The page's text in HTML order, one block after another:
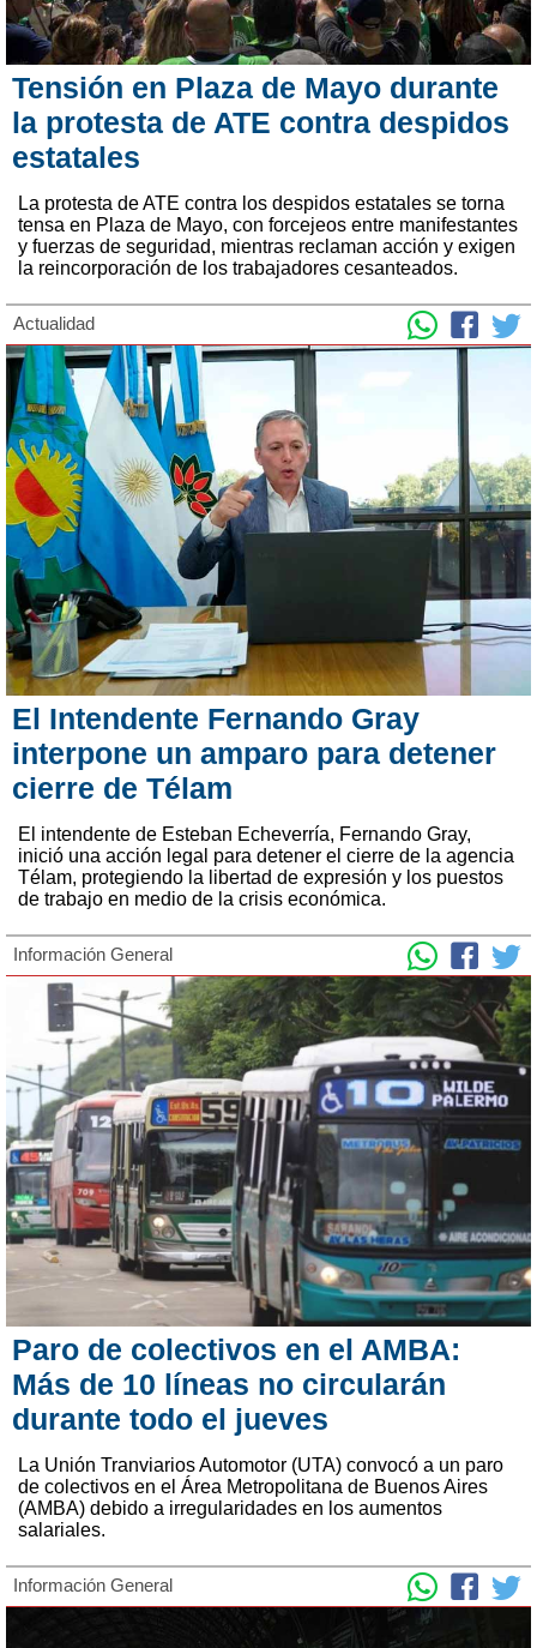
Tensión en Plaza de Mayo durante
la protesta de ATE contra despidos
estatales
La protesta de ATE contra los despidos estatales se torna
tensa en Plaza de Mayo, con forcejeos entre manifestantes
y fuerzas de seguridad, mientras reclaman acción y exigen
la reincorporación de los trabajadores cesanteados.
Actualidad
El Intendente Fernando Gray
interpone un amparo para detener
cierre de Télam
El intendente de Esteban Echeverría, Fernando Gray,
inició una acción legal para detener el cierre de la agencia
Télam, protegiendo la libertad de expresión y los puestos
de trabajo en medio de la crisis económica.
Información General
Paro de colectivos en el AMBA:
Más de 10 líneas no circularán
durante todo el jueves
La Unión Tranviarios Automotor (UTA) convocó a un paro
de colectivos en el Área Metropolitana de Buenos Aires
(AMBA) debido a irregularidades en los aumentos
salariales.
Información General